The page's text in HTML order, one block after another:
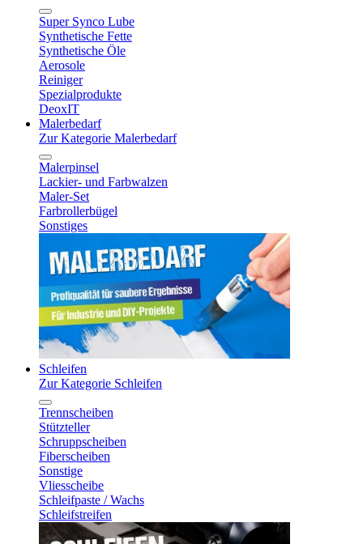
Super Synco Lube
Synthetische Fette
Synthetische Öle
Aerosole
Reiniger
Spezialprodukte
DeoxIT
Malerbedarf
Zur Kategorie Malerbedarf
Malerpinsel
Lackier- und Farbwalzen
Maler-Set
Farbrollerbügel
Sonstiges
Schleifen
Zur Kategorie Schleifen
Trennscheiben
Stützteller
Schruppscheiben
Fiberscheiben
Sonstige
Vliesscheibe
Schleifpaste / Wachs
Schleifstreifen